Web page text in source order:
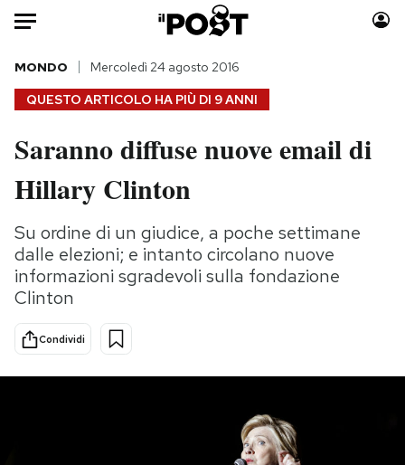
Auto
HOME
Italia
Politica
Tecnologia
Internet
Scienza
Cultura
Economia
Moda
Storie/Idee
Ok Boomer!
Media
QUESTO ARTICOLO HA PIÙ DI 9 ANNI
MONDO Mercoledì 24 agosto 2016
Saranno diffuse nuove email di
Hillary Clinton
Su ordine di un giudice, a poche settimane
dalle elezioni; e intanto circolano nuove
informazioni sgradevoli sulla fondazione
Clinton
Condividi